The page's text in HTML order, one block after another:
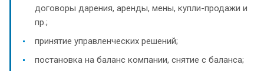
договоры дарения, аренды, мены, купли-продажи и
пр.;
принятие управленческих решений;
постановка на баланс компании, снятие с баланса;